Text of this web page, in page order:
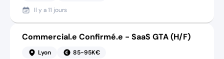
Il y a11 jours
Commercial.e Confirmé.e - SaaS GTA (H/F)
Lyon
85-95K€